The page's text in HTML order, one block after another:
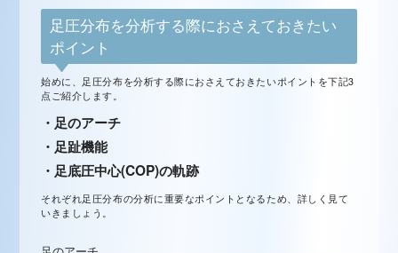
足圧分布を分析する際におさえておきたい
ポイント
始めに、足圧分布を分析する際におさえておきたいポイントを下記3
点ご紹介します。
・足のアーチ
・足趾機能
・足底圧中心(COP)の軌跡
それぞれ足圧分布の分析に重要なポイントとなるため、詳しく見て
いきましょう。